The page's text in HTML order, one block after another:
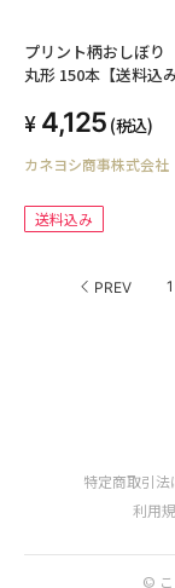
プリント柄おしぼ
丸形 150本【送料込み
4,125 (税込)
カネヨシ商事株式会社
送料込み
PREV 1
特定商取引
利用
©